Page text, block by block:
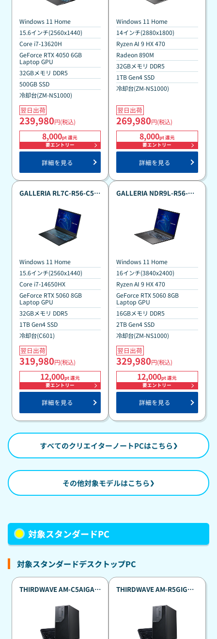
Windows 11 Home
15.6インチ(2560x1440)
Core i7-13620H
GeForce RTX 4050 6GB
Laptop GPU
32GBメモリ DDR5
500GB SSD
冷却台(ZM-NS1000)
翌日出荷
239,980円(税込)
8,000pt 還元
要エントリー
詳細を見る
Windows 11 Home
14インチ(2880x1800)
Ryzen AI 9 HX 470
Radeon 890M
32GBメモリ DDR5
1TB Gen4 SSD
冷却台(ZM-NS1000)
翌日出荷
269,980円(税込)
8,000pt 還元
要エントリー
詳細を見る
GALLERIA RL7C-R56-C5N
タマイズモデル
Windows 11 Home
15.6インチ(2560x1440)
Core i7-14650HX
GeForce RTX 5060 8GB
Laptop GPU
32GBメモリ DDR5
1TB Gen4 SSD
冷却台(C601)
翌日出荷
319,980円(税込)
12,000pt 還元
要エントリー
詳細を見る
GALLERIA NDR9L-R56-C6
タマイズモデル
Windows 11 Home
16インチ(3840x2400)
Ryzen AI 9 HX 470
GeForce RTX 5060 8GB
Laptop GPU
16GBメモリ DDR5
2TB Gen4 SSD
冷却台(ZM-NS1000)
翌日出荷
329,980円(税込)
12,000pt 還元
要エントリー
詳細を見る
すべてのクリエイターノートPCはこちら
その他対象モデルはこちら
対象スタンダードPC
対象スタンダードデスクトップPC
THIRDWAVE AM-C5AIGA-
夏のポイント還元祭カスタ
マイズモデル
THIRDWAVE AM-R5GIGA-
真夏のポイント還元祭カス
タマイズモデル